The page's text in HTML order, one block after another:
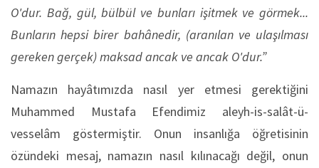
O'dur. Bağ, gül, bülbül ve bunları işitmek ve görmek...
Bunların hepsi birer bahânedir, (aranılan ve ulaşılması
gereken gerçek) maksad ancak ve ancak O'dur.”
Namazın hayâtımızda nasıl yer etmesi gerektiğini
Muhammed Mustafa Efendimiz aleyh-is-salât-ü-
vesselâm göstermiştir. Onun insanlığa öğretisinin
özündeki mesaj, namazın nasıl kılınacağı değil, onun